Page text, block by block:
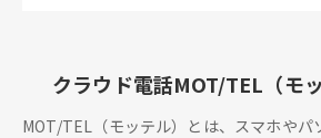
クラウド電話MOT/TEL（モ
MOT/TEL（モッテル）とは、スマホやパ